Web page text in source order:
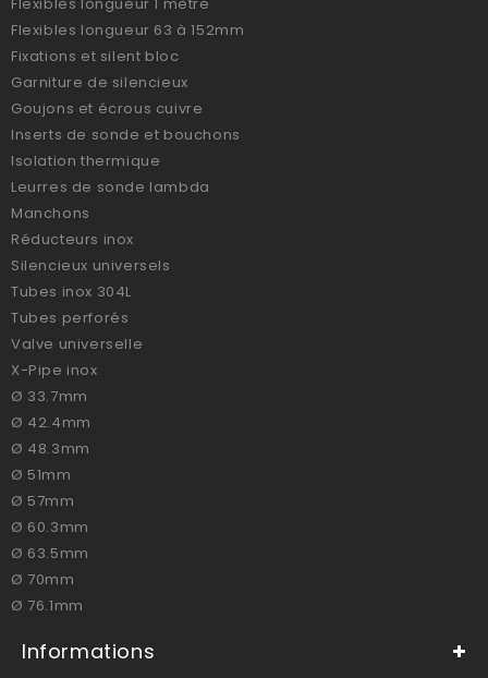
Flexibles longueur 63 à 152mm
Fixations et silent bloc
Garniture de silencieux
Goujons et écrous cuivre
Inserts de sonde et bouchons
Isolation thermique
Leurres de sonde lambda
Manchons
Réducteurs inox
Silencieux universels
Tubes inox 304L
Tubes perforés
Valve universelle
X-Pipe inox
Ø 33.7mm
Ø 42.4mm
Ø 48.3mm
Ø 51mm
Ø 57mm
Ø 60.3mm
Ø 63.5mm
Ø 70mm
Ø 76.1mm
Informations